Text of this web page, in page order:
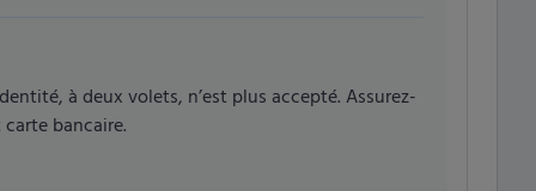
à deux volets, n’est plus accepté. Assurez-
bancaire.